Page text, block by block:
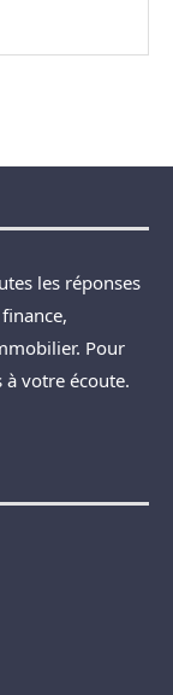
les réponses
Pour
votre écoute.